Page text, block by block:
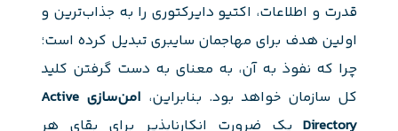
قدرت و اطلاعات، اکتیو دایرکتوری را به جذاب‌ترین و
اولین هدف برای مهاجمان سایبری تبدیل کرده است؛
چرا که نفوذ به آن، به معنای به دست گرفتن کلید
کل سازمان خواهد بود. بنابراین،
امن‌سازی Active
Directory یک ضرورت انکارناپذیر برای بقای هر